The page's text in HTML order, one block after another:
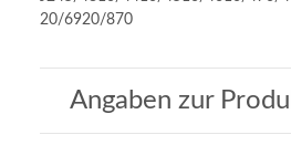
20/6920/870
Angaben zur